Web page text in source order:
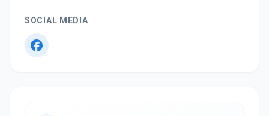
SOCIAL MEDIA